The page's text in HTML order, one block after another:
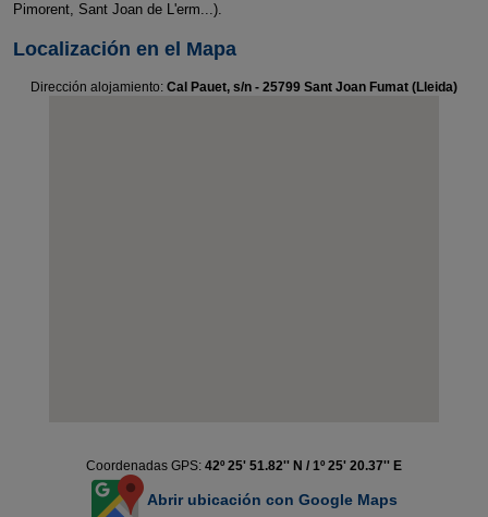
Pimorent, Sant Joan de L'erm...).
Localización en el Mapa
Dirección alojamiento: Cal Pauet, s/n - 25799 Sant Joan Fumat (Lleida)
Coordenadas GPS: 42º 25' 51.82'' N / 1º 25' 20.37'' E
Abrir ubicación con Google Maps